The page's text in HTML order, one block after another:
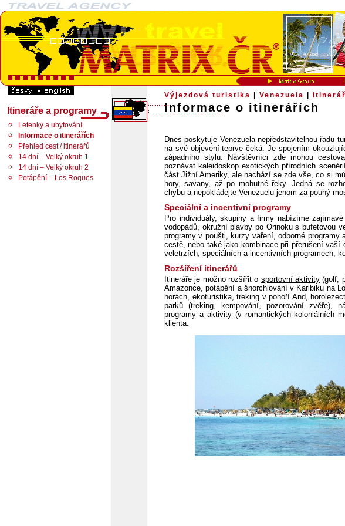
Výjezdová turistika Venezuela
Informace o itinerářích
Itineráře a programy
Letenky a ubytování
Informace o itinerářích
Přehled cest / itinerářů
14 dní – Velký okruh 1
14 dní – Velký okruh 2
Potápění – Los Roques
Dnes poskytuje Venezuela nepředstavitelnou řadu
na své objevení teprve čeká. Je spojením
západního stylu. Návštěvníci zde mohou
poznávat kaleidoskop exotických přírodních
část Jižní Ameriky, ale nachází se zde vše, co si
hory, savany, až po mohutné řeky. Jedná se
chybu a nepokládejte Venezuelu jenom za pouhý
Speciální a incentivní programy
Pro individuály, skupiny a firmy nabízíme
vodopádů, okružní plavby po Orinoku s bufetovou
programy v poušti, kurzy vaření, odborné
cestě, nebo také jako kombinace při přerušení
veletrzích, speciálních a incentivních programech,
Rozšíření itinerářů
Itineráře je možno rozšířit o sportovní aktivity (golf,
Amazonce, potápění a šnorchlování v Karibiku na
horách, ekoturistika, treking v pohoří And,
parků (treking, kempování, pozorování zvěře),
programy a aktivity(v romantických koloniálních
klienta.